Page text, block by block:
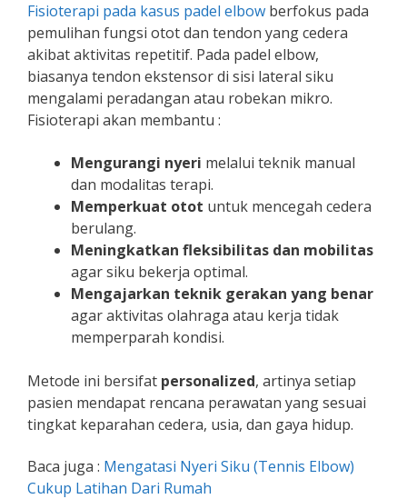
Fisioterapi pada kasus padel elbow berfokus pada
pemulihan fungsi otot dan tendon yang cedera
akibat aktivitas repetitif. Pada padel elbow,
biasanya tendon ekstensor di sisi lateral siku
mengalami peradangan atau robekan mikro.
Fisioterapi akan membantu :
Mengurangi nyeri melalui teknik manual
dan modalitas terapi.
Memperkuat otot untuk mencegah cedera
berulang.
Meningkatkan fleksibilitas dan mobilitas
agar siku bekerja optimal.
Mengajarkan teknik gerakan yang benar
agar aktivitas olahraga atau kerja tidak
memperparah kondisi.
Metode ini bersifat personalized, artinya setiap
pasien mendapat rencana perawatan yang sesuai
tingkat keparahan cedera, usia, dan gaya hidup.
Baca juga : Mengatasi Nyeri Siku (Tennis Elbow)
Cukup Latihan Dari Rumah